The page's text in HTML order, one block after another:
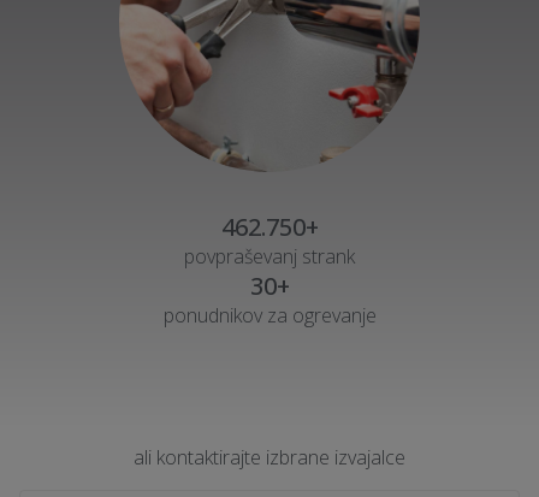
462.750+
povpraševanj strank
30+
ponudnikov za ogrevanje
ali kontaktirajte izbrane izvajalce